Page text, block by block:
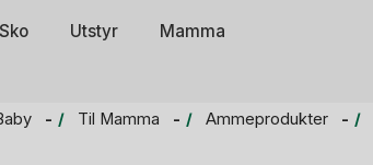
Utstyr Mamma
Til Mamma Ammeprodukter